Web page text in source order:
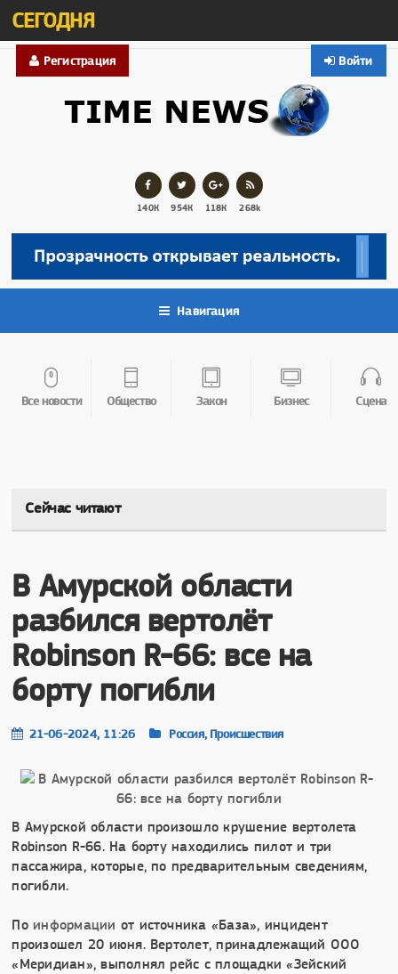
СЕГОДНЯ
Войти
Регистрация
140К 954К 118К 268k
Навигация
Все новости Общество Закон Бизнес Сцена
Сейчас читают
В Амурской области
разбился вертолёт
Robinson R-66: все на
борту погибли
21-06-2024, 11:26 Россия, Происшествия
В Амурской области произошло крушение вертолета
Robinson R-66. На борту находились пилот и три
пассажира, которые, по предварительным сведениям,
погибли.
Поинформации от источника «База», инцидент
произошел 20 июня. Вертолет, принадлежащий ООО
«Меридиан», выполнял рейс с площадки «Зейский